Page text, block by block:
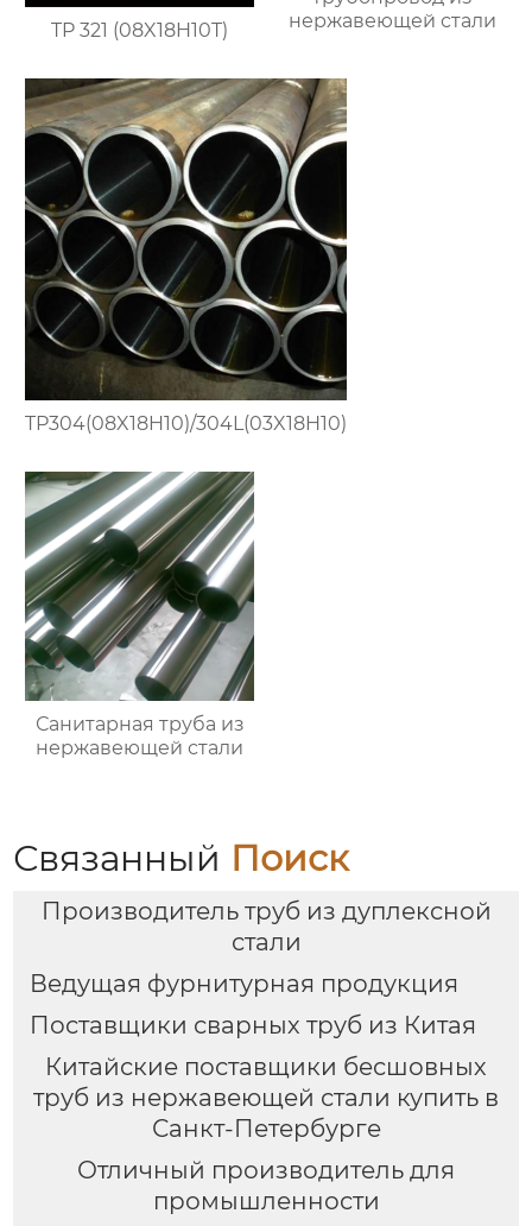
TP 321 (08X18H10T)
нержавеющей стали
TP304(08X18H10)/304L(03X18H10)
Санитарная труба из
нержавеющей стали
Связанный Поиск
Производитель труб из дуплексной
стали
Ведущая фурнитурная продукция
Поставщики сварных труб из Китая
Китайские поставщики бесшовных
труб из нержавеющей стали купить в
Санкт-Петербурге
Отличный производитель для
промышленности